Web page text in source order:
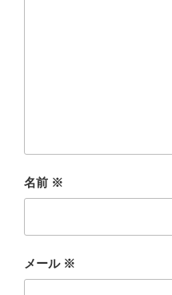
名前 ※
メール ※